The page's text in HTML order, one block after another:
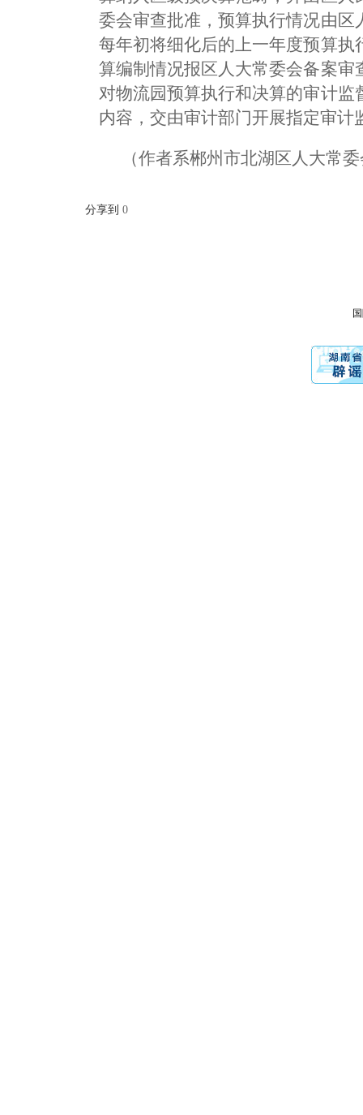
委会审查批准，预算执行情况由
每年初将细化后的上一年度预算
算编制情况报区人大常委会备案
对物流园预算执行和决算的审计
内容，交由审计部门开展指定审计
（作者系郴州市北湖区人大常
分享到 0